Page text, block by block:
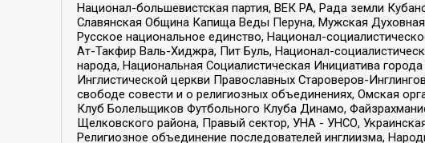
Национал-большевистская партия, ВЕК РА, Рада земли
Славянская Община Капища Веды Перуна, Мужская
Русское национальное единство, Национал-
Ат-Такфир Валь-Хиджра, Пит Буль, Национал-
народа, Национальная Социалистическая Инициатива
Инглистической церкви Православных Староверов-
свободе совести и о религиозных объединениях, Омская
Клуб Болельщиков Футбольного Клуба Динамо,
Щелковского района, Правый сектор, УНА - УНСО,
Религиозное объединение последователей инглиизма,